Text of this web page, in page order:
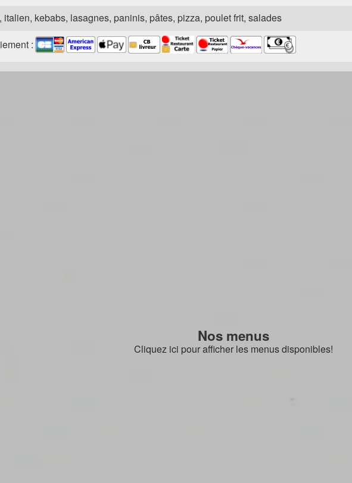
italien, kebabs, lasagnes, paninis, pâtes, pizza, poulet frit, salades
:
Nos menus
Cliquez ici pour afficher les menus disponibles!